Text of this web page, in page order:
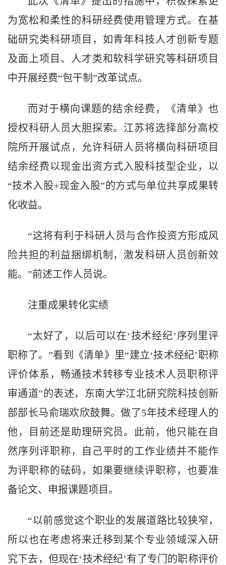
为宽松和柔性的科研经费使用管理方式。在基
础研究类科研项目，如青年科技人才创新专题
及面上项目、人才类和软科学研究等科研项目
中开展经费“包干制”改革试点。
而对于横向课题的结余经费，《清单》也
授权科研人员大胆探索。江苏将选择部分高校
院所开展试点，允许科研人员将横向科研项目
结余经费以现金出资方式入股科技型企业，以
“技术入股+现金入股”的方式与单位共享成果转
化收益。
“这将有利于科研人员与合作投资方形成风
险共担的利益捆绑机制，激发科研人员创新效
能。”前述工作人员说。
注重成果转化实绩
“太好了，以后可以在‘技术经纪’序列里评
职称了。”看到《清单》里“建立‘技术经纪’职称
评价体系，畅通技术转移专业技术人员职称评
审通道”的表述，东南大学江北研究院科技创新
部部长马俞瑞欢欣鼓舞。做了5年技术经理人的
他，目前还是助理研究员。此前，他只能在自
然序列评职称，自己平时的工作业绩并不能作
为评职称的砝码，如果要继续评职称，也要准
备论文、申报课题项目。
“以前感觉这个职业的发展道路比较狭窄，
所以也在考虑将来迁移到某个专业领域深入研
究下去，但现在‘技术经纪’有了专门的职称评价